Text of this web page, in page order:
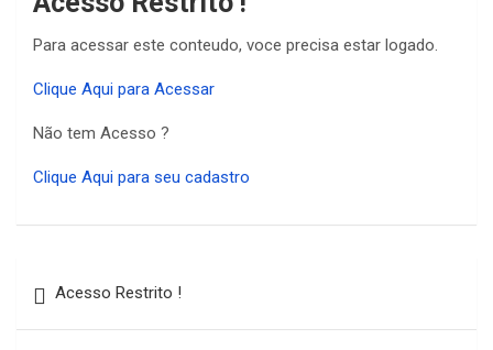
Para acessar este conteudo, voce precisa estar logado.
Clique Aqui para Acessar
Não tem Acesso ?
Clique Aqui para seu cadastro
Acesso Restrito !